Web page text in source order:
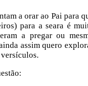
a orar ao Pai para
para a seara é
a pregar ou
assim quero